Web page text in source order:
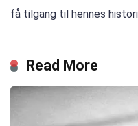
få tilgang til hennes
Read More